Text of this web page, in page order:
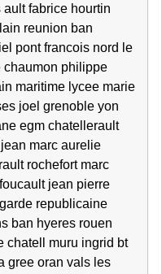
fabrice hourtin
reunion ban
pont francois nord le
chaumon philippe
maritime lycee marie
joel grenoble yon
egm chatellerault
marc aurelie
rochefort marc
jean pierre
republicaine
ban hyeres rouen
chatell muru ingrid bt
gree oran vals les